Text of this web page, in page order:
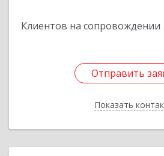
Клиентов на сопровождении
Отправить
Показать
Отправить
Назад